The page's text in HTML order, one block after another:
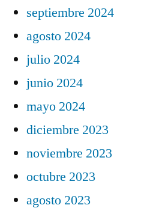
septiembre 2024
agosto 2024
julio 2024
junio 2024
mayo 2024
diciembre 2023
noviembre 2023
octubre 2023
agosto 2023